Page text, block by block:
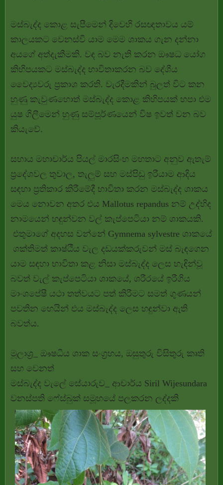
මස්බැද්ද කොළ සැපීමෙන් දිවෙහි රසඥතාවය යම්
කාලයකට වෙනස්වී යාම මෙම ශාකය ගැන දන්නා
අයගේ අත්දැකීමකි. වඳ බව නැති කරන ඖෂධ යෝග
කිහිපයකට මස්බැද්ද භාවිතාකරන බව දේශීය
වෛද්‍යවරු ප්‍රකාශ කරති. වැරදීමකින් බුලත් විට කන
හුණු කැවුණහොත් මස්බැද්ද කොළ කිහිපයක් හපා එම
යුෂ ගිලීමෙන් හුණු සම්පූර්ණයෙන් විෂ ඉවත් වන බව
කියැවේ.
සහාය මහාචාර්ය පියල් මාරසිංහ මහතාට අනුව ඇතැම්
ප්‍රදේශවල තුවාල, තැලුම් සහ මස්පිඩු ඉරීයාම ආදිය
සඳහා ප්‍රතිකාර කිරීමේදී භාවිතා කරන මස්බැද්ද ශාකය
මෙය නොවන අතර එය Mallotus repandus නම් උද්භිද
නාමයෙන් හඳුන්වන වල් කැප්පෙටියා නම් ශාකයකි.
එතුමාගේ අදහස වන්නේ Gymnema sylvestre ශාකයේ
ශක්තිමත් කාෂ්ඨීය වැල දඩයක්කරුවන් මස් බැඳගෙන
යාම සඳහා භාවිතා කළ නිසා මස්බැද්ද ලෙස හැඳින්වූ
බවත් වැල් කැප්පෙටියා ශාකයේ, ශරීරයේ ඉරීගිය
මාංශපේෂී යථා තත්වයට පත් කිරීමට සමත් ගුණයන්
පවතින හෙයින් එය මස්බැද්ද ලෙස හඳුන්වා ඇති
බවත්ය.
මූලාශ්‍ර_ ඖෂධීය ශාක සංග්‍රහය, ඔසුතුරු විසිතුරු කෘති
සහ වෙනත්
මස්බැද්ද වැලේ සේයාරුව_ ආචාර්ය Siril Wijesundara
වනස්පති ෆේස්බුක් සමූහයේ පලකරන ලද්දකි